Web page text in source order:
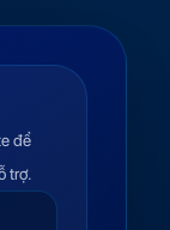
để
trợ.